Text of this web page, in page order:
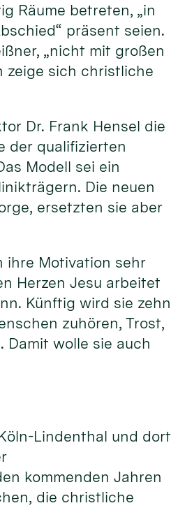
Räume betreten, „in
präsent seien.
„nicht mit großen
zeige sich christliche
Dr. Frank Hensel die
der qualifizierten
Modell sei ein
Die neuen
ersetzten sie aber
ihre Motivation sehr
Herzen Jesu arbeitet
Künftig wird sie zehn
zuhören, Trost,
wolle sie auch
Lindenthal und dort
kommenden Jahren
die christliche